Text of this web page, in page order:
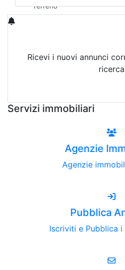
Terreno
Ricevi i nuovi annunci
ricerca
Servizi immobiliari
Agenzie
Agenzie
Pubblica
Iscriviti e Pubblica